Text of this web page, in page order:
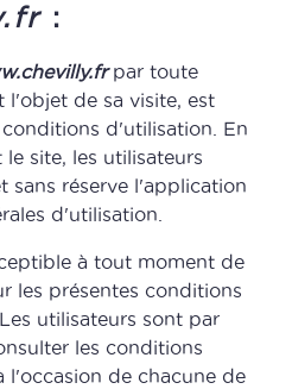
:
par toute
l'objet de sa visite, est
d'utilisation. En
site, les utilisateurs
sans réserve l'application
d'utilisation.
à tout moment de
les présentes conditions
utilisateurs sont par
les conditions
l'occasion de chacune de